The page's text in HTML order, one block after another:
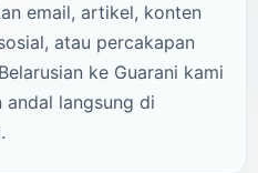
email, artikel, konten
atau percakapan
ke Guarani kami
langsung di